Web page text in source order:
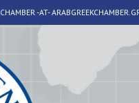
CHAMBER -AT-